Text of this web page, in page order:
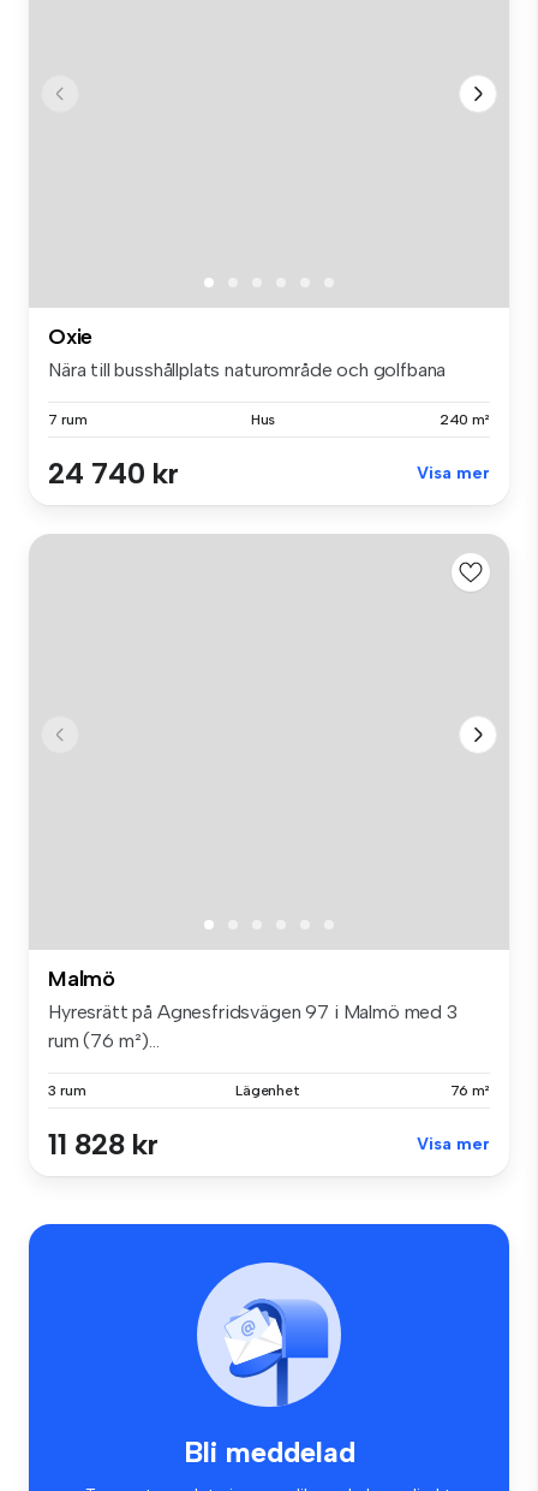
Oxie
Nära till busshållplats naturområde och golfbana
7 rum Hus 240 m²
24 740 kr Visa mer
Malmö
Hyresrätt på Agnesfridsvägen 97 i Malmö med 3
rum (76 m²)...
3 rum Lägenhet 76 m²
11 828 kr Visa mer
Bli meddelad